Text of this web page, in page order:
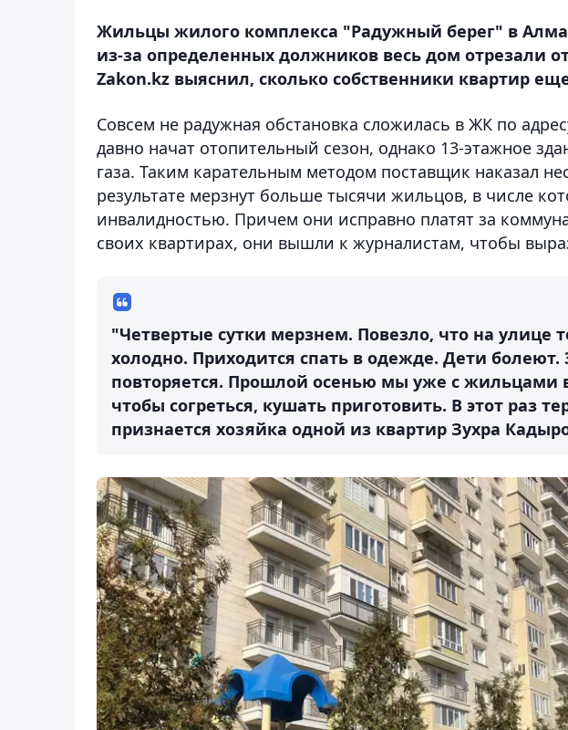
Жильцы жилого комплекса "Радужный берег" в
из-за определенных должников весь дом отрезали
Zakon.kz выяснил, сколько собственники квартир
Совсем не радужная обстановка сложилась в ЖК по
давно начат отопительный сезон, однако 13-этажное
газа. Таким карательным методом поставщик наказал
результате мерзнут больше тысячи жильцов, в числе
инвалидностью. Причем они исправно платят за
своих квартирах, они вышли к журналистам, чтобы
"Четвертые сутки мерзнем. Повезло, что на улице
холодно. Приходится спать в одежде. Дети болеют.
повторяется. Прошлой осенью мы уже с жильцами
чтобы согреться, кушать приготовить. В этот раз
признается хозяйка одной из квартир Зухра